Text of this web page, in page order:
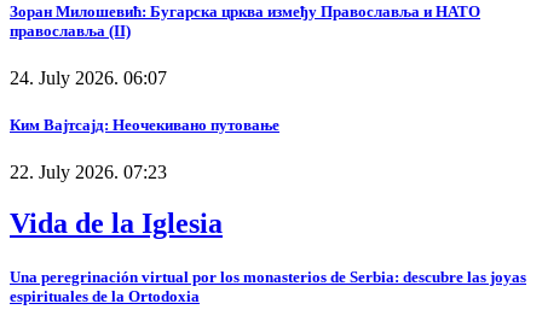
Зоран Милошевић: Бугарска црква између Православља и НАТО
православља (II)
24. July 2026. 06:07
Ким Вајтсајд: Неочекивано путовање
22. July 2026. 07:23
Vida de la Iglesia
Una peregrinación virtual por los monasterios de Serbia: descubre las joyas
espirituales de la Ortodoxia